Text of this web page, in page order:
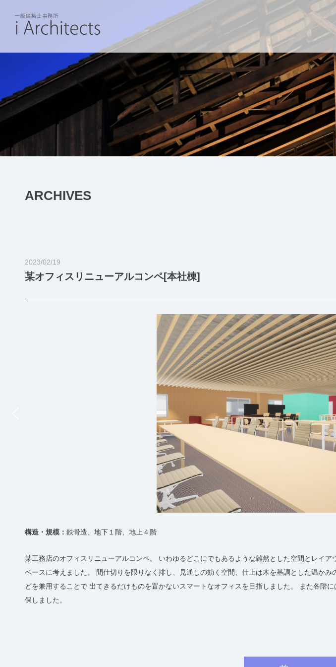
ARCHIVES
2023/02/19
某オフィスリニューアルコンペ[本社棟]
構造・規模 鉄骨造、地下１階、地上４階
某工務店のオフィスリニューアルコンペ。 いわゆるどこにでもあるような雑然とした空間とレイ
ベースに考えました。 間仕切りを限りなく排し、見通しの効く空間、仕上は木を基調とした温か
どを兼用することで 出てきるだけものを置かないスマートなオフィスを目指しました。 また各
保しました。